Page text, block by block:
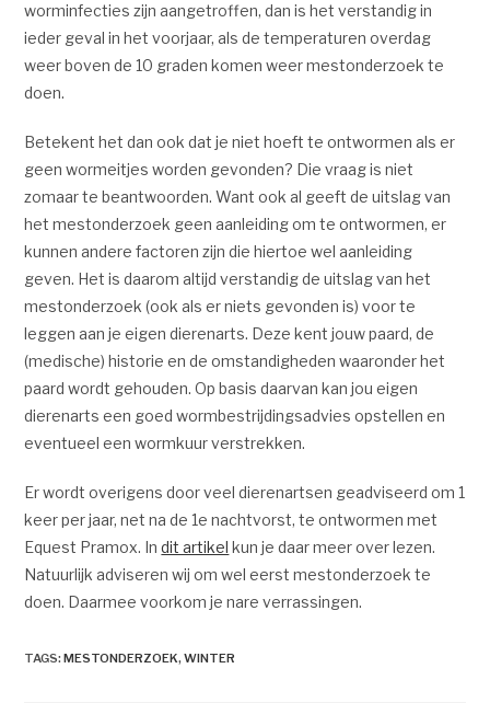
worminfecties zijn aangetroffen, dan is het verstandig in
ieder geval in het voorjaar, als de temperaturen overdag
weer boven de 10 graden komen weer mestonderzoek te
doen.
Betekent het dan ook dat je niet hoeft te ontwormen als er
geen wormeitjes worden gevonden? Die vraag is niet
zomaar te beantwoorden. Want ook al geeft de uitslag van
het mestonderzoek geen aanleiding om te ontwormen, er
kunnen andere factoren zijn die hiertoe wel aanleiding
geven. Het is daarom altijd verstandig de uitslag van het
mestonderzoek (ook als er niets gevonden is) voor te
leggen aan je eigen dierenarts. Deze kent jouw paard, de
(medische) historie en de omstandigheden waaronder het
paard wordt gehouden. Op basis daarvan kan jou eigen
dierenarts een goed wormbestrijdingsadvies opstellen en
eventueel een wormkuur verstrekken.
Er wordt overigens door veel dierenartsen geadviseerd om 1
keer per jaar, net na de 1e nachtvorst, te ontwormen met
Equest Pramox. Indit artikel kun je daar meer over lezen.
Natuurlijk adviseren wij om wel eerst mestonderzoek te
doen. Daarmee voorkom je nare verrassingen.
TAGS:MESTONDERZOEK,WINTER